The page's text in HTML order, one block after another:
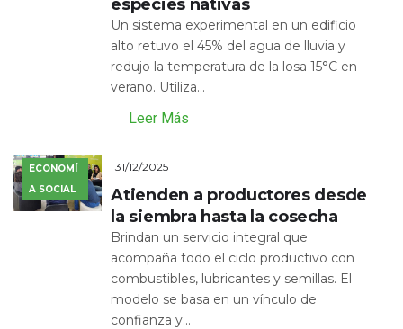
especies nativas
Un sistema experimental en un edificio
alto retuvo el 45% del agua de lluvia y
redujo la temperatura de la losa 15°C en
verano. Utiliza...
Leer Más
ECONOMÍ
A SOCIAL
31/12/2025
Atienden a productores desde
la siembra hasta la cosecha
Brindan un servicio integral que
acompaña todo el ciclo productivo con
combustibles, lubricantes y semillas. El
modelo se basa en un vínculo de
confianza y...